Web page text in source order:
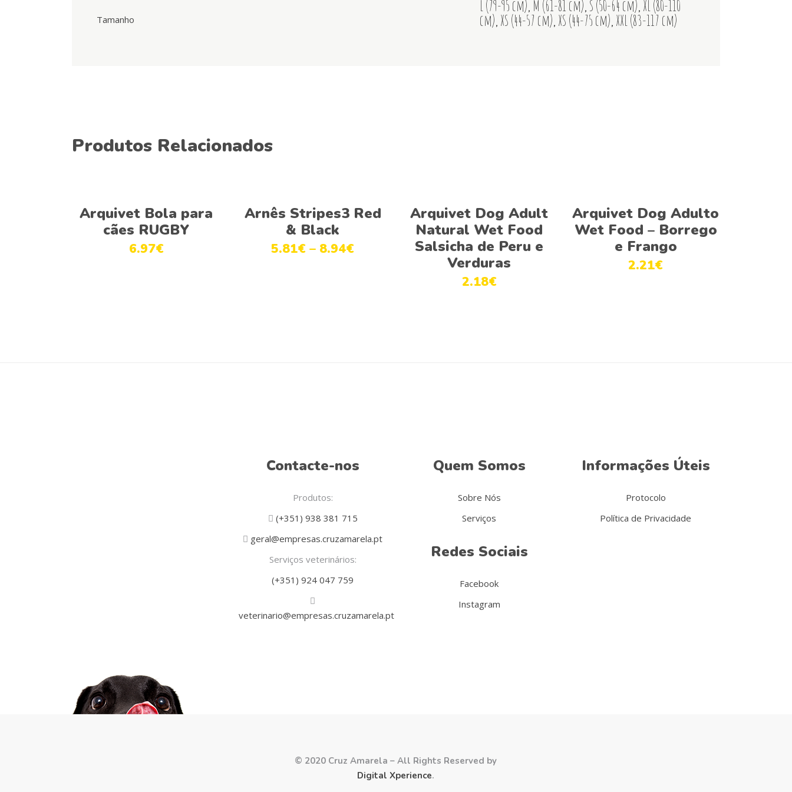
Tamanho
L (79-95 cm), M (61-81 cm),S (50-64 cm),XL (80-110
cm),XS (44-57 cm),XS (44-75 cm),XXL (83-117 cm)
Produtos Relacionados
Adicionar
Arquivet Bola para
cães RUGBY
6.97€
Ver opções
Arnês Stripes3 Red
& Black
5.81€ – 8.94€
Ver opções
Arquivet Dog Adult
Natural Wet Food
Salsicha de Peru e
Verduras
2.18€
Ver opções
Arquivet Dog Adulto
Wet Food – Borrego
e Frango
2.21€
Contacte-nos
Produtos:
(+351) 938 381 715
geral@empresas.cruzamarela.pt
Serviços veterinários:
(+351) 924 047 759
veterinario@empresas.cruzamarela.pt
Quem Somos
Sobre Nós
Serviços
Redes Sociais
Facebook
Instagram
Informações Úteis
Protocolo
Política de Privacidade
© 2020 Cruz Amarela – All Rights Reserved by
Digital Xperience.